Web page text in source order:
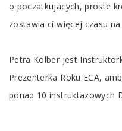
o poczatkujacych, proste
zostawia ci więcej czasu
Petra Kolber jest
Prezenterka Roku ECA,
ponad 10 instruktazowych